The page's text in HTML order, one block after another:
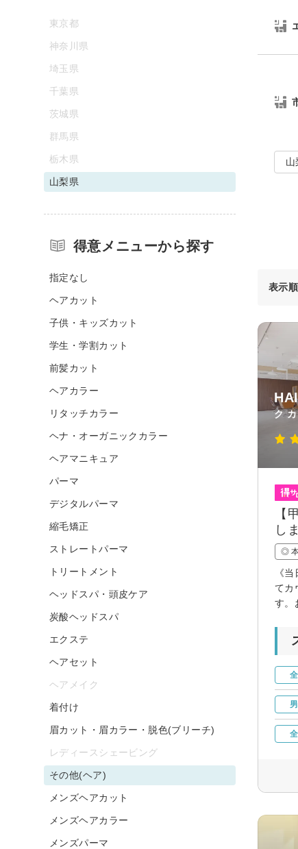
山
表示
ク
【
し
◎ 本
《
てカ
す。
東京都
神奈川県
埼玉県
千葉県
茨城県
群馬県
栃木県
山梨県
得意メニューから探す
指定なし
ヘアカット
子供・キッズカット
学生・学割カット
前髪カット
ヘアカラー
リタッチカラー
ヘナ・オーガニックカラー
ヘアマニキュア
パーマ
デジタルパーマ
縮毛矯正
ストレートパーマ
トリートメント
ヘッドスパ・頭皮ケア
炭酸ヘッドスパ
エクステ
ヘアセット
ヘアメイク
着付け
眉カット・眉カラー・脱色(ブリーチ)
レディースシェービング
その他(ヘア)
メンズヘアカット
メンズヘアカラー
メンズパーマ